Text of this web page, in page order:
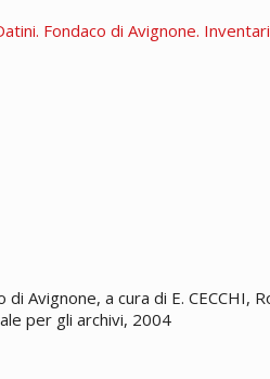
Fondaco di Avignone.
Avignone, a cura di E. CECCHI,
per gli archivi, 2004